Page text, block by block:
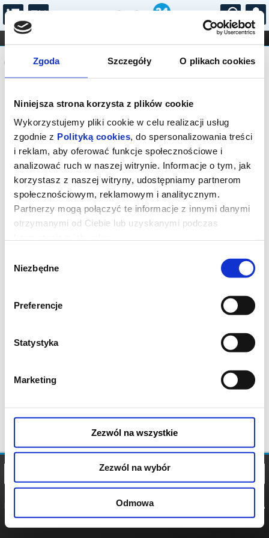
Zgoda Szczegóły O plikach cookies
Niniejsza strona korzysta z plików cookie
Wykorzystujemy pliki cookie w celu realizacji usług
zgodnie z Polityką cookies, do spersonalizowania treści
i reklam, aby oferować funkcje społecznościowe i
analizować ruch w naszej witrynie. Informacje o tym, jak
korzystasz z naszej witryny, udostępniamy partnerom
społecznościowym, reklamowym i analitycznym.
Partnerzy mogą połączyć te informacje z innymi danymi
otrzymanymi od Ciebie lub uzyskanymi podczas
zgody
Niezbędne
Preferencje
Statystyka
Marketing
Zezwól na wszystkie
Zezwól na wybór
Odmowa
...
FILHARMONIA OPERA I BALET
STAND-UP
DLA DZIECI
Komunikat
Sprzedaż on-line została zakończona,
sprawdź dostępność biletów w kasie.
POLITYKA
POLITYKA